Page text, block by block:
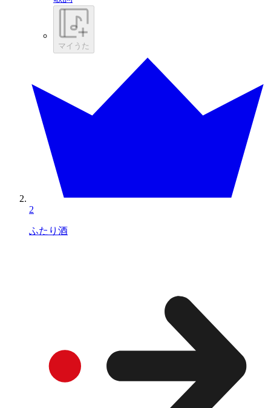
マイうた
2
ふたり酒